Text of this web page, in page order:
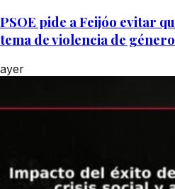
PSOE pide a Feijóo evitar
tema de violencia de género
ayer